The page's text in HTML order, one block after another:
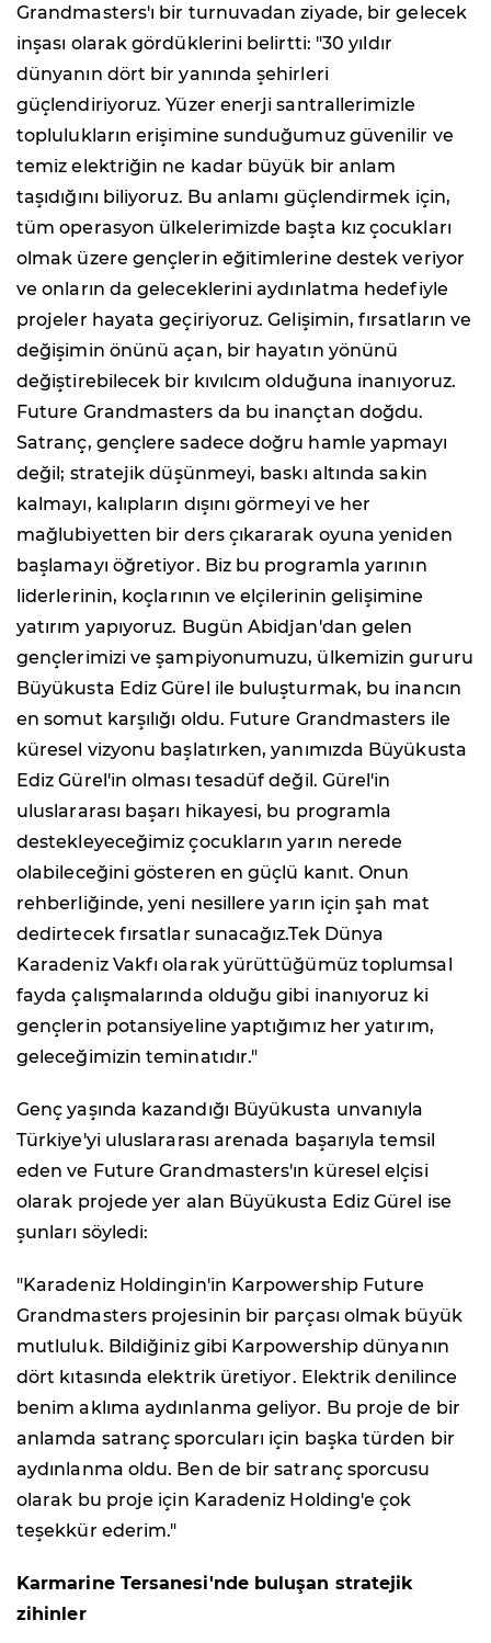
Grandmasters'ı bir turnuvadan ziyade, bir gelecek
inşası olarak gördüklerini belirtti: "30 yıldır
dünyanın dört bir yanında şehirleri
güçlendiriyoruz. Yüzer enerji santrallerimizle
toplulukların erişimine sunduğumuz güvenilir ve
temiz elektriğin ne kadar büyük bir anlam
taşıdığını biliyoruz. Bu anlamı güçlendirmek için,
tüm operasyon ülkelerimizde başta kız çocukları
olmak üzere gençlerin eğitimlerine destek veriyor
ve onların da geleceklerini aydınlatma hedefiyle
projeler hayata geçiriyoruz. Gelişimin, fırsatların ve
değişimin önünü açan, bir hayatın yönünü
değiştirebilecek bir kıvılcım olduğuna inanıyoruz.
Future Grandmasters da bu inançtan doğdu.
Satranç, gençlere sadece doğru hamle yapmayı
değil; stratejik düşünmeyi, baskı altında sakin
kalmayı, kalıpların dışını görmeyi ve her
mağlubiyetten bir ders çıkararak oyuna yeniden
başlamayı öğretiyor. Biz bu programla yarının
liderlerinin, koçlarının ve elçilerinin gelişimine
yatırım yapıyoruz. Bugün Abidjan'dan gelen
gençlerimizi ve şampiyonumuzu, ülkemizin gururu
Büyükusta Ediz Gürel ile buluşturmak, bu inancın
en somut karşılığı oldu. Future Grandmasters ile
küresel vizyonu başlatırken, yanımızda Büyükusta
Ediz Gürel'in olması tesadüf değil. Gürel'in
uluslararası başarı hikayesi, bu programla
destekleyeceğimiz çocukların yarın nerede
olabileceğini gösteren en güçlü kanıt. Onun
rehberliğinde, yeni nesillere yarın için şah mat
dedirtecek fırsatlar sunacağız.Tek Dünya
Karadeniz Vakfı olarak yürüttüğümüz toplumsal
fayda çalışmalarında olduğu gibi inanıyoruz ki
gençlerin potansiyeline yaptığımız her yatırım,
geleceğimizin teminatıdır."
Genç yaşında kazandığı Büyükusta unvanıyla
Türkiye'yi uluslararası arenada başarıyla temsil
eden ve Future Grandmasters'ın küresel elçisi
olarak projede yer alan Büyükusta Ediz Gürel ise
şunları söyledi:
"Karadeniz Holdingin'in Karpowership Future
Grandmasters projesinin bir parçası olmak büyük
mutluluk. Bildiğiniz gibi Karpowership dünyanın
dört kıtasında elektrik üretiyor. Elektrik denilince
benim aklıma aydınlanma geliyor. Bu proje de bir
anlamda satranç sporcuları için başka türden bir
aydınlanma oldu. Ben de bir satranç sporcusu
olarak bu proje için Karadeniz Holding'e çok
teşekkür ederim."
Karmarine Tersanesi'nde buluşan stratejik
zihinler